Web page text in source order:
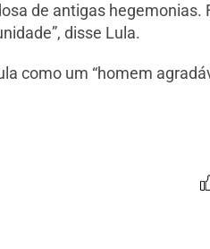
de antigas
disse Lula.
como um “homem